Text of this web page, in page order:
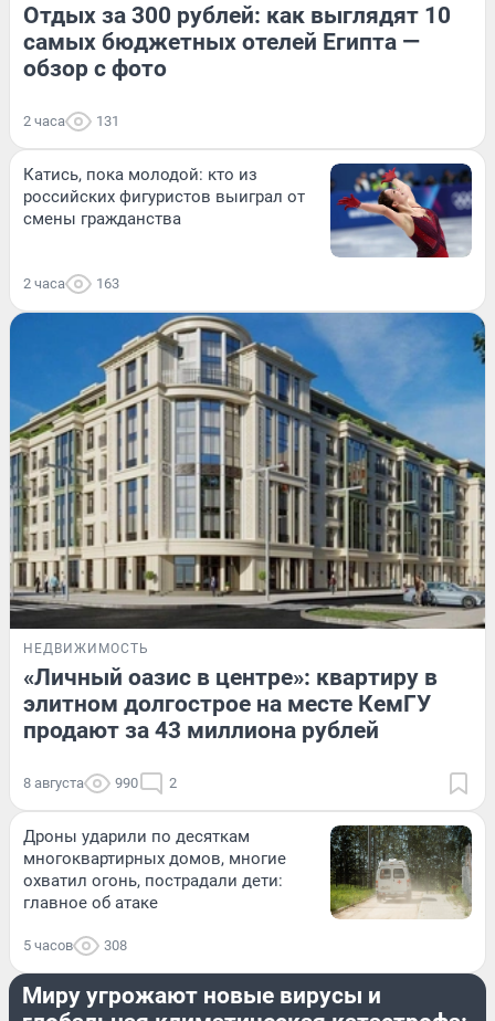
Отдых за 300 рублей: как выглядят 10
самых бюджетных отелей Египта —
обзор с фото
2 часа 131
Катись, пока молодой: кто из
российских фигуристов выиграл от
смены гражданства
2 часа 163
НЕДВИЖИМОСТЬ
«Личный оазис в центре»: квартиру в
элитном долгострое на месте КемГУ
продают за 43 миллиона рублей
8 августа 990 2
Дроны ударили по десяткам
многоквартирных домов, многие
охватил огонь, пострадали дети:
главное об атаке
5 часов 308
СТРАНА И МИР
Миру угрожают новые вирусы и